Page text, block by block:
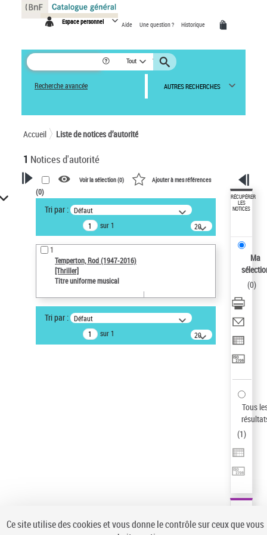
Espace personnel Aide Une question ? Historique
Tout
Recherche avancée AUTRES RECHERCHES
Accueil Liste de notices d’autorité
1 Notices d'autorité
VOTRE RECHERCHE
Recherche avancée dans les
notices d’autorité
Œuvres liées à l'auteur :
Temperton, Rod (1947-2016)
Auteur d’œuvre
ne s'applique pas
Type de notice d'autorité
Voir la sélection (0) Ajouter à mes références
(0)
Tri par : Défaut
sur 1
20
résultats/page
1
Temperton, Rod (1947-2016)
[Thriller]
Titre uniforme musical
Tri par : Défaut
sur 1
20
résultats/page
RÉCUPÉRER
LES
NOTICES
Ma
(0)
Tous
(1)
Panneau de gestion des cookies
Ce site utilise des cookies et vous donne le contrôle sur ceux que vous